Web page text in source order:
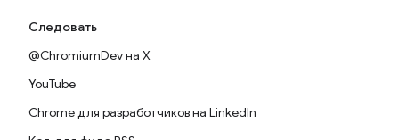
Следовать
@ChromiumDev на X
YouTube
Chrome для разработчиков на LinkedIn